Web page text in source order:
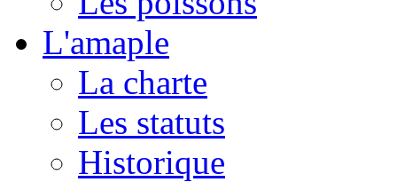
L'amaple
La charte
Les statuts
Historique